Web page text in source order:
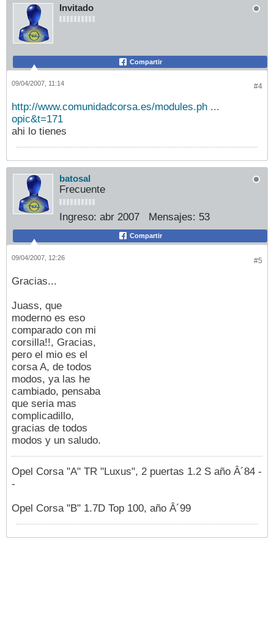
Invitado
Compartir
#4
09/04/2007, 11:14
http://www.comunidadcorsa.es/modules.ph ...
opic&t=171
ahi lo tienes
batosal
Frecuente
Ingreso: abr 2007 Mensajes: 53
Compartir
#5
09/04/2007, 12:26
Gracias...
Juass, que
moderno es eso
comparado con mi
corsilla!!, Gracias,
pero el mio es el
corsa A, de todos
modos, ya las he
cambiado, pensaba
que seria mas
complicadillo,
gracias de todos
modos y un saludo.
Opel Corsa "A" TR "Luxus", 2 puertas 1.2 S año Â´84 -
-
Opel Corsa "B" 1.7D Top 100, año Â´99